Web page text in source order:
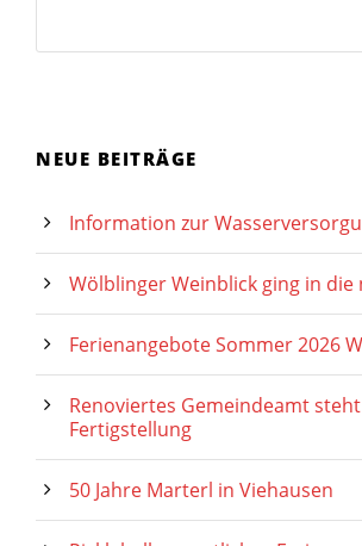
NEUE BEITRÄGE
Information zur
Wölblinger Weinblick ging in die
Ferienangebote Sommer 2026
Renoviertes Gemeindeamt
Fertigstellung
50 Jahre Marterl in Viehausen